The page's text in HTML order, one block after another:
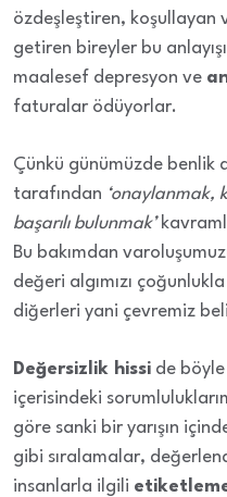
özdeşleştiren, koşullayan
getiren bireyler bu
maalesef depresyon ve
faturalar ödüyorlar.
Çünkü günümüzde benlik
tarafından ‘onaylanmak,
başarılı bulunmak’
Bu bakımdan
değeri algımızı
diğerleri yani çevremiz
Değersizlik hissi de
içerisindeki
göre sanki bir yarışın
gibi sıralamalar,
insanlarla ilgili